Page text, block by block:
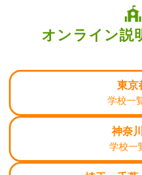
オンライン説
東京
学校一
神奈
学校一